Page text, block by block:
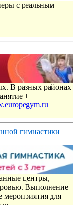
с реальным
В разных районах
+
гимнастики
центры,
Выполнение
мероприятия для